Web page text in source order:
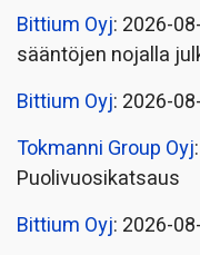
Bittium Oyj: 2026-
sääntöjen nojalla
Bittium Oyj: 2026-
Tokmanni Group Oyj
Puolivuosikatsaus
Bittium Oyj: 2026-